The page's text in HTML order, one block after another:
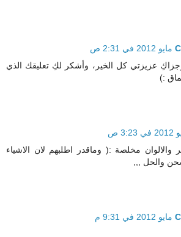
وجزاكِ عزيزتي كل الخير، وأشكر لكِ تعليقك الذي
:)
والالوان مخلصة :( وماقدر اطلبهم لان الاشياء
والحل ,,,